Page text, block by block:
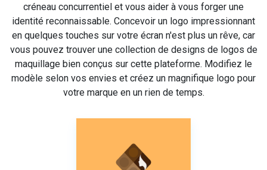
créneau concurrentiel et vous aider à vous forger une
identité reconnaissable. Concevoir un logo impressionnant
en quelques touches sur votre écran n'est plus un rêve, car
vous pouvez trouver une collection de designs de logos de
maquillage bien conçus sur cette plateforme. Modifiez le
modèle selon vos envies et créez un magnifique logo pour
votre marque en un rien de temps.